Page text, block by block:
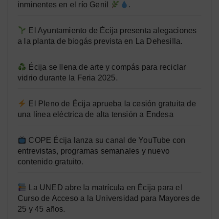
inminentes en el río Genil
.
El Ayuntamiento de Écija presenta alegaciones
a la planta de biogás prevista en La Dehesilla.
Écija se llena de arte y compás para reciclar
vidrio durante la Feria 2025.
El Pleno de Écija aprueba la cesión gratuita de
una línea eléctrica de alta tensión a Endesa
COPE Écija lanza su canal de YouTube con
entrevistas, programas semanales y nuevo
contenido gratuito.
La UNED abre la matrícula en Écija para el
Curso de Acceso a la Universidad para Mayores de
25 y 45 años.